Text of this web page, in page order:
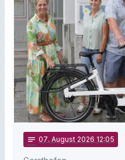
notes 07. August 2026 12:05